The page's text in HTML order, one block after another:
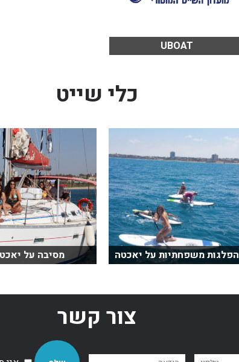
UBOAT
כלי שייט
הפלגות משפחתיות על יאכטה מסיבה על
צור קשר